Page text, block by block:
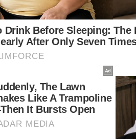
kawasan sekolah ini sibuk
hantar anak dan tengah hari,
dari sekolah.
Artikel Berkaitan:
Had laju di kawasan sekolah
MOT tiada kuasa kawal
- Anthony Loke
MOT tiada kuasa kawal
- Anthony Loke